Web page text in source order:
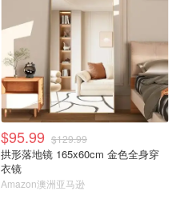
$95.99 $129.99
拱形落地镜 165x60cm 金色全身穿
衣镜
Amazon澳洲亚马逊